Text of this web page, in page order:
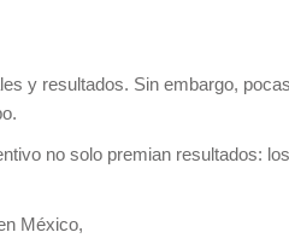
y resultados. Sin embargo,
no solo premian resultados:
México,